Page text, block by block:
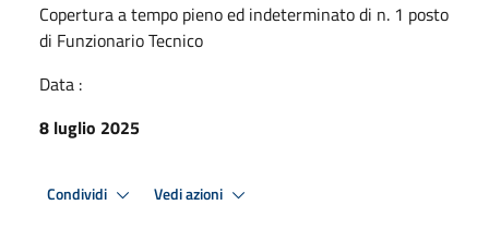
Copertura a tempo pieno ed indeterminato di n. 1 posto
di Funzionario Tecnico
Data :
8 luglio 2025
Condividi Vedi azioni